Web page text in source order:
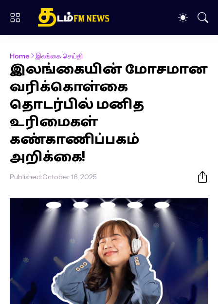
Home இலங்கை செய்தி
இலங்கையின் மோசமான
வரிக்கொள்கை
தொடர்பில் மனித
உரிமைகள்
கண்காணிப்பகம்
அறிக்கை!
Published:October 16, 2025